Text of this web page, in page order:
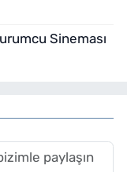
Sineması